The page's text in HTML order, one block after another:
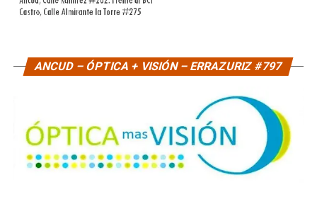
ANCUD – ÓPTICA + VISIÓN – ERRAZURIZ #797